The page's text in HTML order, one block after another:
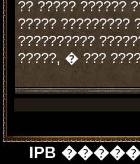
?? ????? ??????
????? ?????????
??????????
?????, � ???
IPB